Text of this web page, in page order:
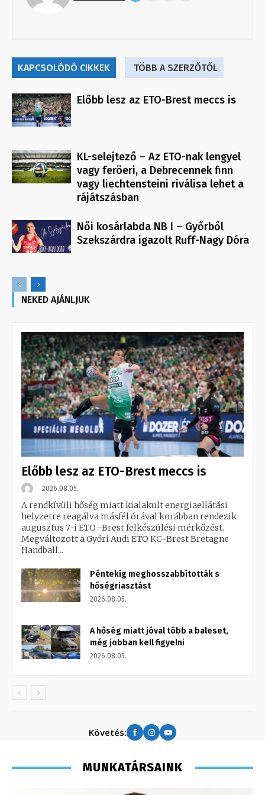
KAPCSOLÓDÓ CIKKEK TÖBB A SZERZŐTŐL
Előbb lesz az ETO-Brest meccs is
KL-selejtező – Az ETO-nak lengyel
vagy feröeri, a Debrecennek finn
vagy liechtensteini riválisa lehet a
rájátszásban
Női kosárlabda NB I – Győrből
Szekszárdra igazolt Ruff-Nagy Dóra
NEKED AJÁNLJUK
Előbb lesz az ETO-Brest meccs is
2026.08.05.
A rendkívüli hőség miatt kialakult energiaellátási
helyzetre reagálva másfél órával korábban rendezik
augusztus 7-i ETO–Brest felkészülési mérkőzést.
Megváltozott a Győri Audi ETO KC–Brest Bretagne
Handball...
Péntekig meghosszabbították s
hőségriasztást
2026.08.05.
A hőség miatt jóval több a baleset,
még jobban kell figyelni
2026.08.05.
Követés:
MUNKATÁRSAINK